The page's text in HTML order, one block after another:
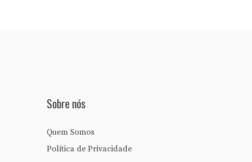
Sobre nós
Quem Somos
Política de Privacidade